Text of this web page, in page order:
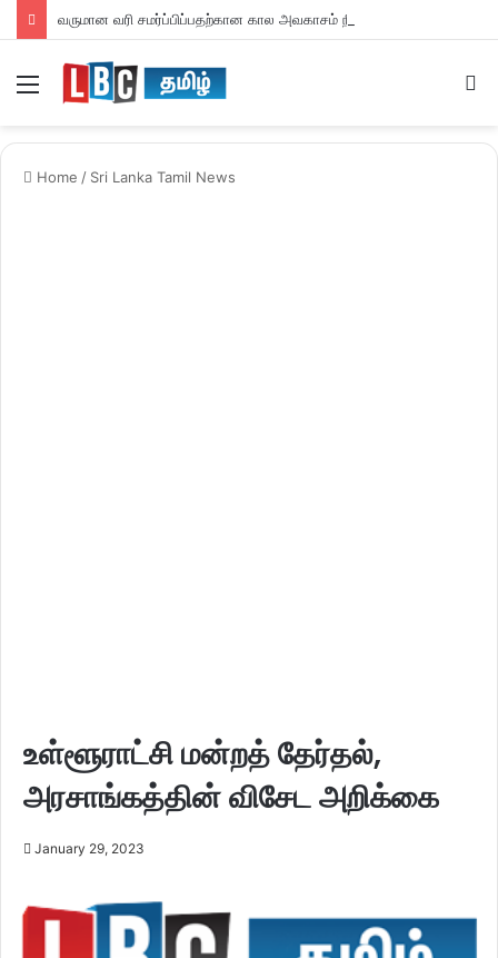
வருமான வரி சமர்ப்பிப்பதற்கான கால அவகாசம் நீடிப்பு
Home / Sri Lanka Tamil News
உள்ளூராட்சி மன்றத் தேர்தல்,
அரசாங்கத்தின் விசேட அறிக்கை
January 29, 2023